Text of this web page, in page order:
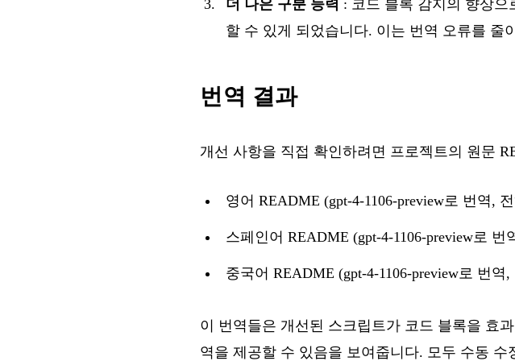
더 나은 구분 능력 : 코드 블록 감지의 향상
할 수 있게 되었습니다. 이는 번역 오류를 줄
번역 결과
개선 사항을 직접 확인하려면 프로젝트의 원문
영어 README (gpt-4-1106-preview로 번역,
스페인어 README (gpt-4-1106-preview로
중국어 README (gpt-4-1106-preview로 번역
이 번역들은 개선된 스크립트가 코드 블록을 효
역을 제공할 수 있음을 보여줍니다. 모두 수동 수